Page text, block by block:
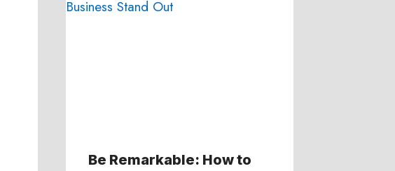
Be Remarkable: How to